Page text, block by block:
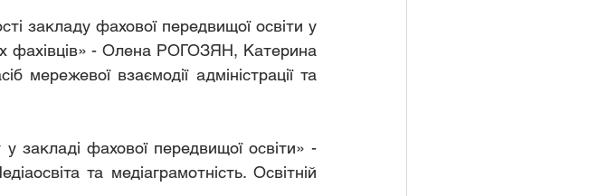
закладу фахової передвищої освіти у
фахівців» - Олена РОГОЗЯН, Катерина
взаємодії адміністрації та
у закладі фахової передвищої освіти» -
та медіаграмотність. Освітній